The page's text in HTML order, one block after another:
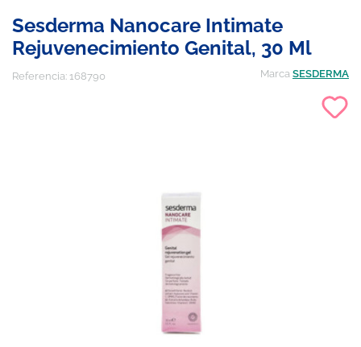
Sesderma Nanocare Intimate
Rejuvenecimiento Genital, 30 Ml
Referencia: 168790 Marca SESDERMA